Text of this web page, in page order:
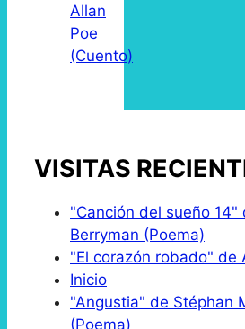
Allan
Poe
(Cuento)
VISITAS
"Canción del sueño 14"
Berryman (Poema)
"El corazón robado" de
Inicio
"Angustia" de Stéphan
(Poema)